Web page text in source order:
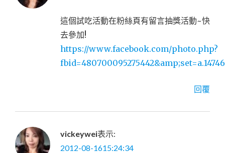
這個試吃活動在粉絲頁有留言抽獎活動~快
去參加!
https://www.facebook.com/photo.php?
回覆
vickeywei表示:
2012-08-1615:24:34